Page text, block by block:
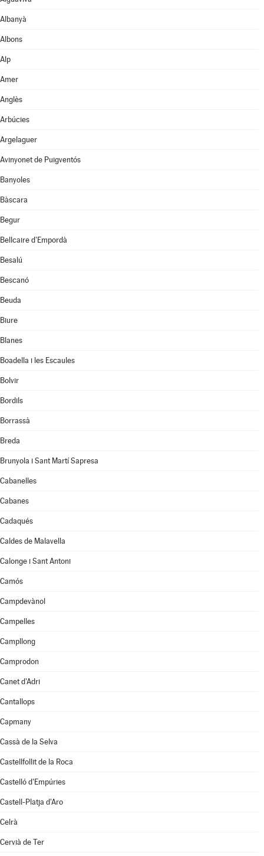
Albanyà
Albons
Alp
Amer
Anglès
Arbúcies
Argelaguer
Avinyonet de Puigventós
Banyoles
Bàscara
Begur
Bellcaire d'Empordà
Besalú
Bescanó
Beuda
Biure
Blanes
Boadella i les Escaules
Bolvir
Bordils
Borrassà
Breda
Brunyola i Sant Martí Sapresa
Cabanelles
Cabanes
Cadaqués
Caldes de Malavella
Calonge i Sant Antoni
Camós
Campdevànol
Campelles
Campllong
Camprodon
Canet d'Adri
Cantallops
Capmany
Cassà de la Selva
Castellfollit de la Roca
Castelló d'Empúries
Castell-Platja d'Aro
Celrà
Cervià de Ter